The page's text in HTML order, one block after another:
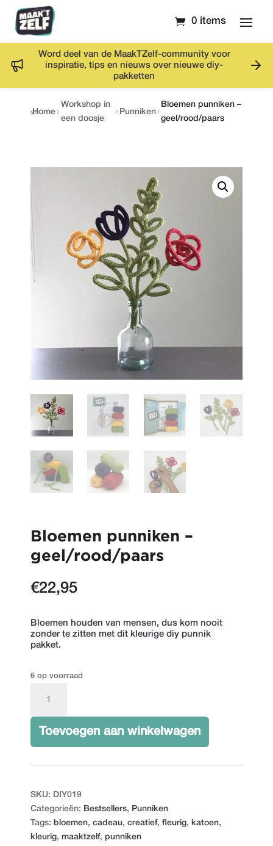
Word deel van de MaakTZelf-community voor
inspiratie, tips en nieuws over nieuwe diy-
pakketten
0 items
Home
Workshop in
een doosje
Punniken
Bloemen punniken –
geel/rood/paars
Bloemen punniken –
geel/rood/paars
€22,95
Bloemen houden van mensen, dus kom nooit
zonder te zitten met dit kleurige diy punnik
pakket.
6 op voorraad
punniken
-
geel/rood/paars
aantal
Toevoegen aan winkelwagen
SKU: DIY019
Categorieën: Bestsellers, Punniken
Tags: bloemen, cadeau, creatief, fleurig, katoen,
kleurig, maaktzelf, punniken